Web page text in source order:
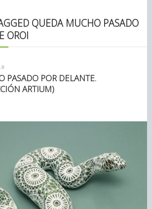
QUEDA MUCHO PASADO
OROI
PASADO POR DELANTE.
ARTIUM)